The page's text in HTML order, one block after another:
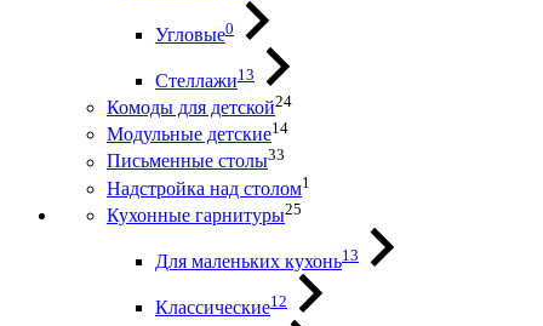
Угловые0
Стеллажи13
Комоды для детской24
Модульные детские14
Письменные столы33
Надстройка над столом1
Кухонные гарнитуры25
Для маленьких кухонь13
Классические12